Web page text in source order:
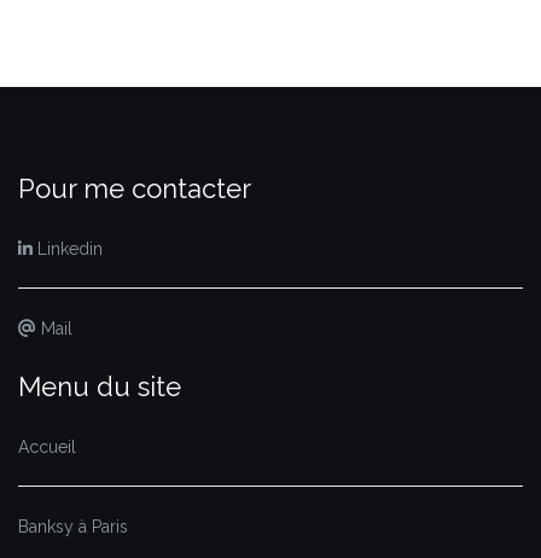
Pour me contacter
Linkedin
Mail
Menu du site
Accueil
Banksy à Paris